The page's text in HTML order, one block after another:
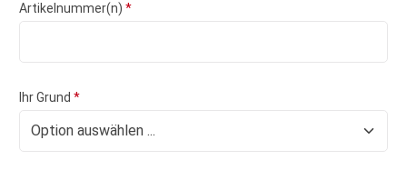
Artikelnummer(n) *
Ihr Grund *